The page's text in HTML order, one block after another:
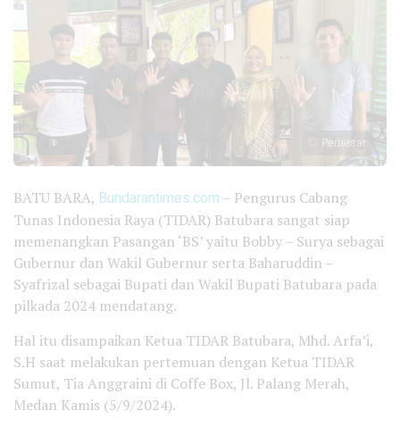
Perbesar
BATU BARA, Bundarantimes.com – Pengurus Cabang
Tunas Indonesia Raya (TIDAR) Batubara sangat siap
memenangkan Pasangan ‘BS’ yaitu Bobby – Surya sebagai
Gubernur dan Wakil Gubernur serta Baharuddin –
Syafrizal sebagai Bupati dan Wakil Bupati Batubara pada
pilkada 2024 mendatang.
Hal itu disampaikan Ketua TIDAR Batubara, Mhd. Arfa’i,
S.H saat melakukan pertemuan dengan Ketua TIDAR
Sumut, Tia Anggraini di Coffe Box, Jl. Palang Merah,
Medan Kamis (5/9/2024).